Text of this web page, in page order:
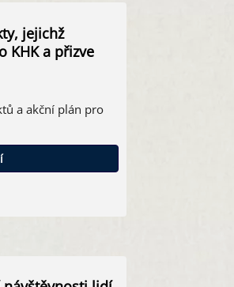
jejichž
KHK a přizve
a akční plán pro